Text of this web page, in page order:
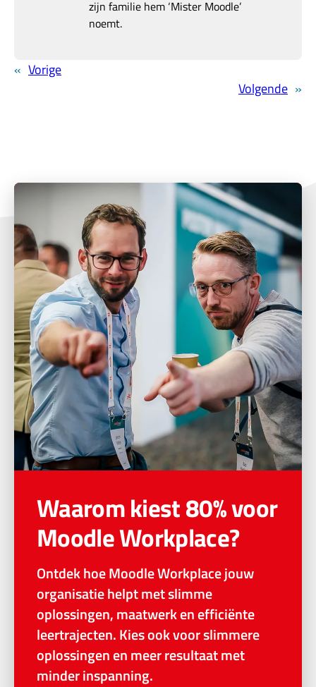
zijn familie hem ‘Mister Moodle’
noemt.
« Vorige
Volgende »
Waarom kiest 80% voor
Moodle Workplace?
Ontdek hoe Moodle Workplace jouw
organisatie helpt met slimme
oplossingen, maatwerk en efficiënte
leertrajecten. Kies ook voor slimmere
oplossingen en meer resultaat met
minder inspanning.